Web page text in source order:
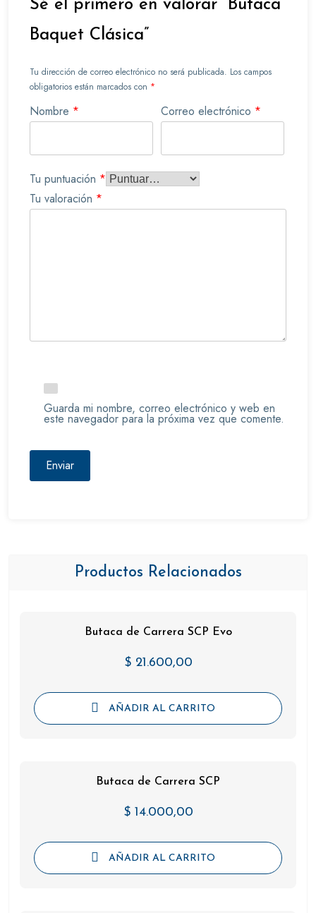
Sé el primero en valorar “Butaca
Baquet Clásica”
Tu dirección de correo electrónico no será publicada. Los campos
obligatorios están marcados con *
Nombre * Correo electrónico *
Tu puntuación *
Tu valoración *
Guarda mi nombre, correo electrónico y web en
este navegador para la próxima vez que comente.
Productos Relacionados
Butaca de Carrera SCP Evo
$21.600,00
AÑADIR AL CARRITO
Butaca de Carrera SCP
$14.000,00
AÑADIR AL CARRITO